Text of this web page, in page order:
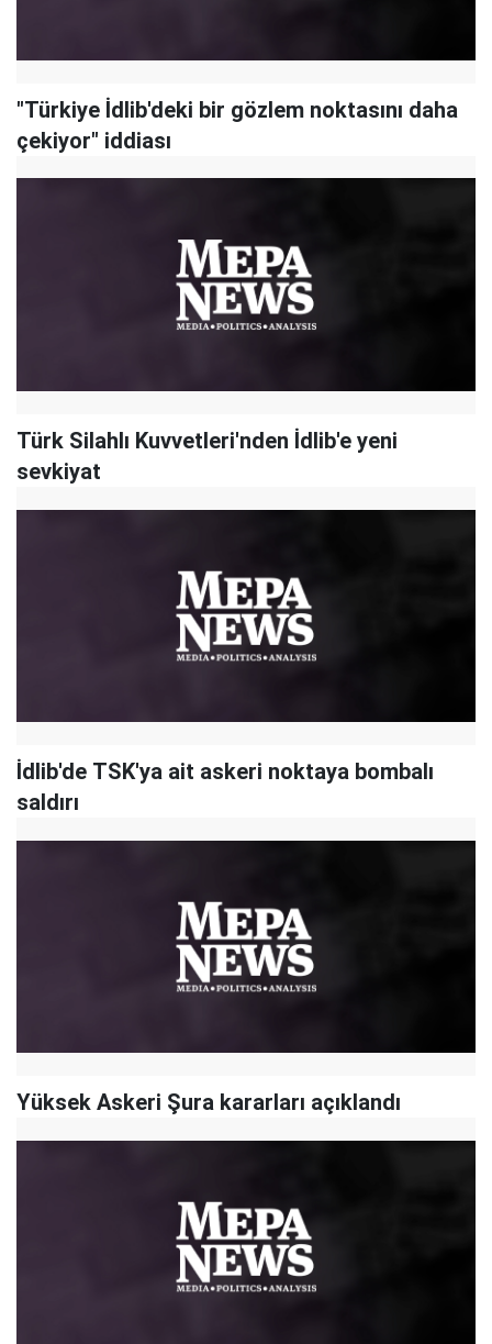
"Türkiye İdlib'deki bir gözlem noktasını daha
çekiyor" iddiası
Türk Silahlı Kuvvetleri'nden İdlib'e yeni
sevkiyat
İdlib'de TSK'ya ait askeri noktaya bombalı
saldırı
Yüksek Askeri Şura kararları açıklandı